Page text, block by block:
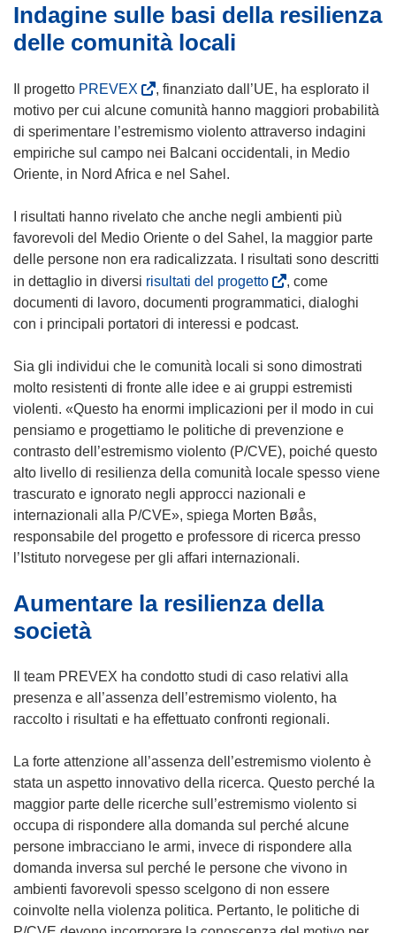
Indagine sulle basi della resilienza
delle comunità locali
Il progetto PREVEX
s
i
a
p
e
i
n
u
n
a
u
o
v
a
f
i
n
e
s
t
a
, finanziato dall’UE, ha esplorato il
motivo per cui alcune comunità hanno maggiori probabilità
di sperimentare l’estremismo violento attraverso indagini
empiriche sul campo nei Balcani occidentali, in Medio
Oriente, in Nord Africa e nel Sahel.
I risultati hanno rivelato che anche negli ambienti più
favorevoli del Medio Oriente o del Sahel, la maggior parte
delle persone non era radicalizzata. I risultati sono descritti
in dettaglio in diversi risultati del progetto(
s
i
p
r
e
i
n
u
n
a
n
u
v
n
e
s
r
a
)
, come
documenti di lavoro, documenti programmatici, dialoghi
con i principali portatori di interessi e podcast.
Sia gli individui che le comunità locali si sono dimostrati
molto resistenti di fronte alle idee e ai gruppi estremisti
violenti. «Questo ha enormi implicazioni per il modo in cui
pensiamo e progettiamo le politiche di prevenzione e
contrasto dell’estremismo violento (P/CVE), poiché questo
alto livello di resilienza della comunità locale spesso viene
trascurato e ignorato negli approcci nazionali e
internazionali alla P/CVE», spiega Morten Bøås,
responsabile del progetto e professore di ricerca presso
l’Istituto norvegese per gli affari internazionali.
Aumentare la resilienza della
società
Il team PREVEX ha condotto studi di caso relativi alla
presenza e all’assenza dell’estremismo violento, ha
raccolto i risultati e ha effettuato confronti regionali.
La forte attenzione all’assenza dell’estremismo violento è
stata un aspetto innovativo della ricerca. Questo perché la
maggior parte delle ricerche sull’estremismo violento si
occupa di rispondere alla domanda sul perché alcune
persone imbracciano le armi, invece di rispondere alla
domanda inversa sul perché le persone che vivono in
ambienti favorevoli spesso scelgono di non essere
coinvolte nella violenza politica. Pertanto, le politiche di